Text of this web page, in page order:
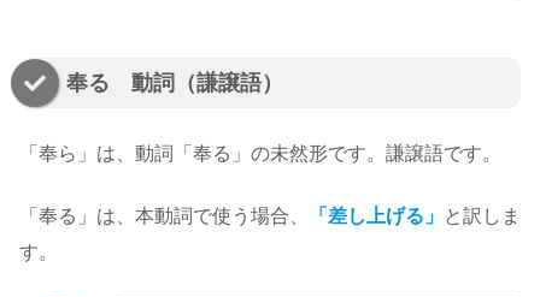
奉る 動詞（謙譲語）
「奉ら」は、動詞「奉る」の未然形です。謙譲語です。
「奉る」は、本動詞で使う場合、 「差し上げる」
と訳しま
す。